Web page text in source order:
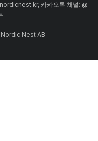
카카오톡 채널: @
Nest AB